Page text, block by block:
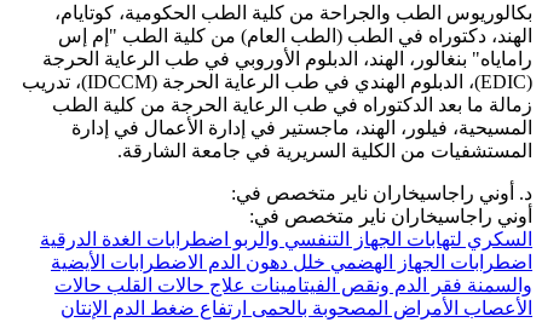
بكالوريوس الطب والجراحة من كلية الطب الحكومية، كوتايام،
الهند، دكتوراه في الطب (الطب العام) من كلية الطب "إم إس
راماياه" بنغالور، الهند، الدبلوم الأوروبي في طب الرعاية الحرجة
(EDIC)، الدبلوم الهندي في طب الرعاية الحرجة (IDCCM)، تدريب
زمالة ما بعد الدكتوراه في طب الرعاية الحرجة من كلية الطب
المسيحية، فيلور، الهند، ماجستير في إدارة الأعمال في إدارة
المستشفيات من الكلية السريرية في جامعة الشارقة.
د. أوني راجاسيخاران ناير متخصص في:
أوني راجاسيخاران ناير متخصص في:
السكري لتهابات الجهاز التنفسي والربو اضطرابات الغدة الدرقية
اضطرابات الجهاز الهضمي خلل دهون الدم الاضطرابات الأيضية
والسمنة فقر الدم ونقص الفيتامينات علاج حالات القلب حالات
الأعصاب الأمراض المصحوبة بالحمى ارتفاع ضغط الدم الإنتان